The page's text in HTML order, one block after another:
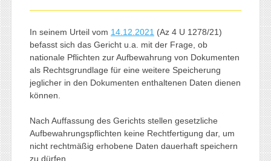
In seinem Urteil vom 14.12.2021 (Az 4 U 1278/21)
befasst sich das Gericht u.a. mit der Frage, ob
nationale Pflichten zur Aufbewahrung von Dokumenten
als Rechtsgrundlage für eine weitere Speicherung
jeglicher in den Dokumenten enthaltenen Daten dienen
können.
Nach Auffassung des Gerichts stellen gesetzliche
Aufbewahrungspflichten keine Rechtfertigung dar, um
nicht rechtmäßig erhobene Daten dauerhaft speichern
zu dürfen.